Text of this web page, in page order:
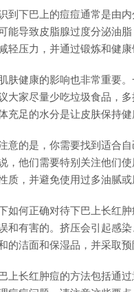
到下巴上的痘痘通常是由
能导致皮脂腺过度分泌油
轻压力，并通过锻炼和健康
肤健康的影响也非常重要
大家尽量少吃垃圾食品，
充足的水分是让皮肤保持健
意的是，你需要找到适合
，他们需要特别关注他们
质，并避免使用过多油腻或
如何正确对待下巴上长红
和有害的。挤压会引起感
的洁面和保湿品，并采取预
上长红肿痘的方法包括通